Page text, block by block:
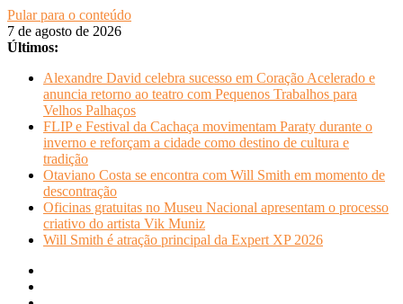
Pular para o conteúdo
7 de agosto de 2026
Últimos:
Alexandre David celebra sucesso em Coração Acelerado e
anuncia retorno ao teatro com Pequenos Trabalhos para
Velhos Palhaços
FLIP e Festival da Cachaça movimentam Paraty durante o
inverno e reforçam a cidade como destino de cultura e
tradição
Otaviano Costa se encontra com Will Smith em momento de
descontração
Oficinas gratuitas no Museu Nacional apresentam o processo
criativo do artista Vik Muniz
Will Smith é atração principal da Expert XP 2026